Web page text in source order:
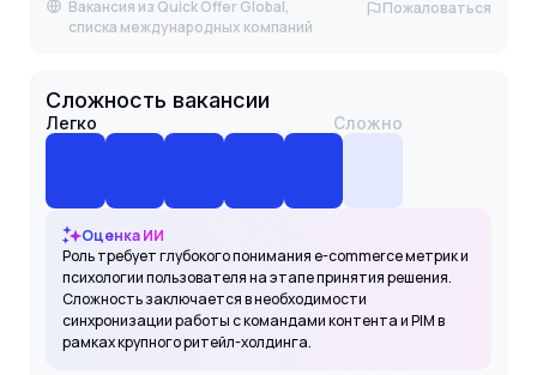
Вакансия из Quick Offer Global,
списка международных компаний
Пожаловаться
Сложность вакансии
Легко Сложно
Оценка ИИ
Роль требует глубокого понимания e-commerce метрик и
психологии пользователя на этапе принятия решения.
Сложность заключается в необходимости
синхронизации работы с командами контента и PIM в
рамках крупного ритейл-холдинга.